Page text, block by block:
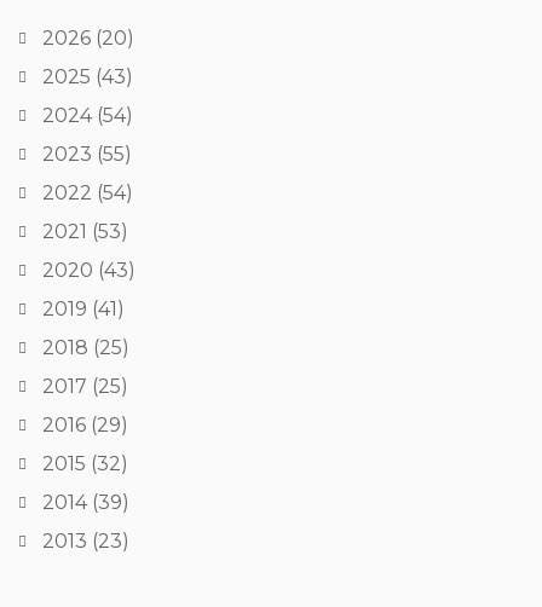
2026 (20)
2025 (43)
2024(54)
2023 (55)
2022 (54)
2021 (53)
2020 (43)
2019 (41)
2018 (25)
2017 (25)
2016 (29)
2015 (32)
2014(39)
2013 (23)